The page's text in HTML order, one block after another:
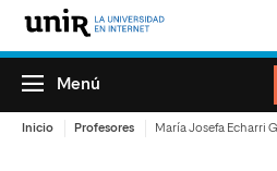
Menú
Inicio Profesores